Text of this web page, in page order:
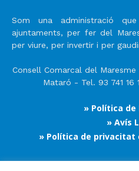
Som una administració
ajuntaments, per fer del
per viure, per invertir i per
Consell Comarcal del
Mataró - Tel. 93 741 16
» Política
» Avís
» Política de privacitat